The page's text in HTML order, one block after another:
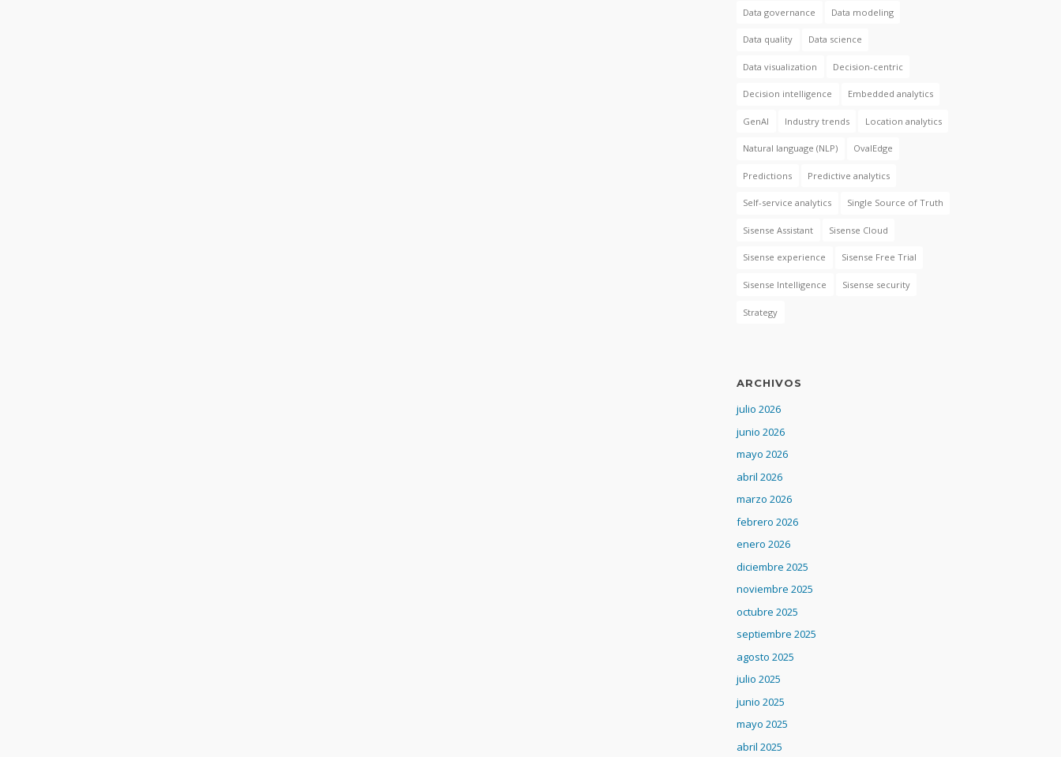
Data governance Data modeling
Data quality Data science
Data visualization Decision-centric
Decision intelligence Embedded analytics
GenAI Industry trends Location analytics
Natural language (NLP) OvalEdge
Predictions Predictive analytics
Self-service analytics Single Source of Truth
Sisense Assistant Sisense Cloud
Sisense experience Sisense Free Trial
Sisense Intelligence Sisense security
Strategy
ARCHIVOS
julio 2026
junio 2026
mayo 2026
abril 2026
marzo 2026
febrero 2026
enero 2026
diciembre 2025
noviembre 2025
octubre 2025
septiembre 2025
agosto 2025
julio 2025
junio 2025
mayo 2025
abril 2025